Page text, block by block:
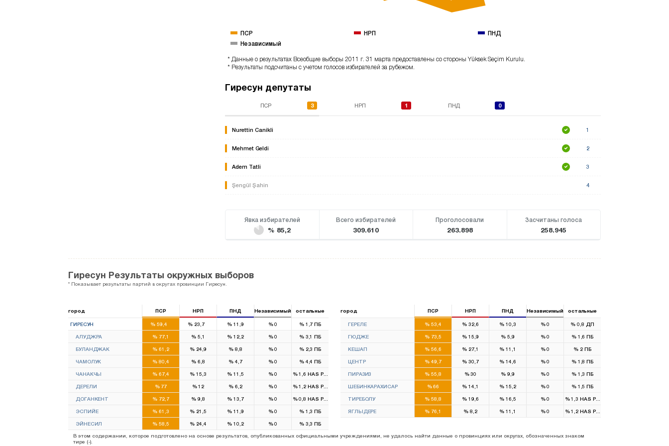
ПСР НРП
ПНД
Независимый
* Данные о результатах Всеобщие выборы 2011 г. 31 марта предоставлены со стороны Yüksek Seçim Kurulu.
* Результаты подсчитаны с учетом голосов избирателей за рубежом.
Гиресун депутаты
ПСР 3 НРП 1 ПНД 0
Nurettin Canikli 1
Mehmet Geldi 2
Adem Tatli 3
Şengül Şahin 4
Явка избирателей
% 85,2
Всего избирателей
309.610
Проголосовали
263.898
Засчитаны голоса
258.945
Гиресун Результаты окружных выборов
* Показывает результаты партий в округах провинции Гиресун.
город ПСР НРП ПНД Независимый остальные город ПСР НРП ПНД Независимый остальные
ГИРЕСУН % 59,4
3
% 23,7
1
% 11,9 %0 %1,7ПБ
АЛУДЖРА % 77,1 % 5,1 % 12,2 %0 %3,1ПБ
БУЛАНДЖАК % 61,2 % 24,9 % 8,8 %0 %2,3ПБ
ЧАМОЛУК % 80,4 % 6,8 % 4,7 %0 %4,4ПБ
ЧАНАКЧЫ % 67,4 % 15,3 % 11,5 %0 %1,6 HAS Parti
ДЕРЕЛИ %77 %12 % 6,2 %0 %1,2 HAS Parti
ДОГАНКЕНТ % 72,7 % 9,8 % 13,7 %0 %0,8 HAS Parti
ЭСПИЙЕ % 61,3 % 21,5 % 11,9 %0 %1,3ПБ
ЭЙНЕСИЛ % 58,5 % 24,4 % 10,2 %0 %3,3ПБ
ГЕРЕЛЕ % 53,4 % 32,6 % 10,3 %0 % 0,8 ДП
ГЮДЖЕ % 73,5 % 15,9 % 5,9 %0 %1,6ПБ
КЕШАП % 56,6 % 27,1 % 11,1 %0 % 2 ПБ
ЦЕНТР % 49,7 % 30,7 % 14,6 %0 %1,8ПБ
ПИРАЗИЗ % 55,8 %30 % 9,9 %0 %1,3ПБ
ШЕБИНКАРАХИСАР %66 % 14,1 % 15,2 %0 %1,5ПБ
ТИРЕБОЛУ % 58,8 % 19,6 % 16,5 %0 %1,3 HAS Parti
ЯГЛЫДЕРЕ % 76,1 % 8,2 % 11,1 %0 %1,2 HAS Parti
В этом содержании, которое подготовлено на основе результатов, опубликованных официальными учреждениями, не удалось найти данные о провинциях или округах, обозначенных знаком
тире (-).